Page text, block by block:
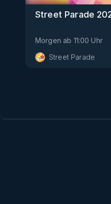
Street Parade
Morgen ab 11:00 Uhr
Street Parade